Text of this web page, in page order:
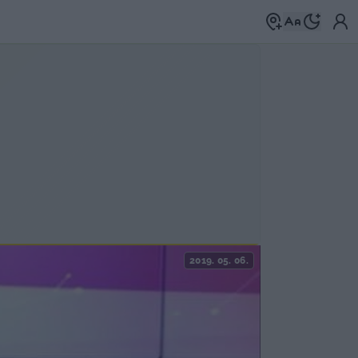
2019. 05. 06.